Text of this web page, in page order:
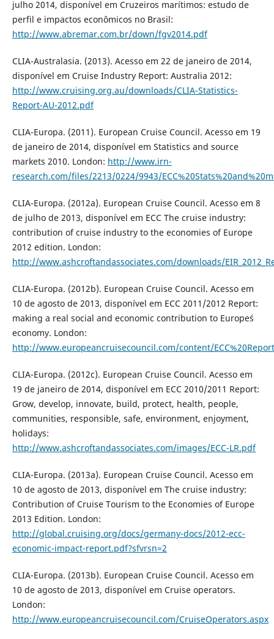
julho 2014, disponível em Cruzeiros marítimos: estudo de
perfil e impactos econômicos no Brasil:
http://www.abremar.com.br/down/fgv2014.pdf
CLIA-Australasia. (2013). Acesso em 22 de janeiro de 2014,
disponível em Cruise Industry Report: Australia 2012:
http://www.cruising.org.au/downloads/CLIA-Statistics-
Report-AU-2012.pdf
CLIA-Europa. (2011). European Cruise Council. Acesso em 19
de janeiro de 2014, disponível em Statistics and source
markets 2010. London: http://www.irn-
research.com/files/2213/0224/9943/
CLIA-Europa. (2012a). European Cruise Council. Acesso em 8
de julho de 2013, disponível em ECC The cruise industry:
contribution of cruise industry to the economies of Europe
2012 edition. London:
http://www.ashcroftandassociates.com/downloads/
CLIA-Europa. (2012b). European Cruise Council. Acesso em
10 de agosto de 2013, disponível em ECC 2011/2012 Report:
making a real social and economic contribution to Europe´s
economy. London:
http://www.europeancruisecouncil.com/content/
CLIA-Europa. (2012c). European Cruise Council. Acesso em
19 de janeiro de 2014, disponível em ECC 2010/2011 Report:
Grow, develop, innovate, build, protect, health, people,
communities, responsible, safe, environment, enjoyment,
holidays:
http://www.ashcroftandassociates.com/images/ECC-LR.pdf
CLIA-Europa. (2013a). European Cruise Council. Acesso em
10 de agosto de 2013, disponível em The cruise industry:
Contribution of Cruise Tourism to the Economies of Europe
2013 Edition. London:
http://global.cruising.org/docs/germany-docs/2012-ecc-
economic-impact-report.pdf?sfvrsn=2
CLIA-Europa. (2013b). European Cruise Council. Acesso em
10 de agosto de 2013, disponível em Cruise operators.
London:
http://www.europeancruisecouncil.com/CruiseOperators.aspx